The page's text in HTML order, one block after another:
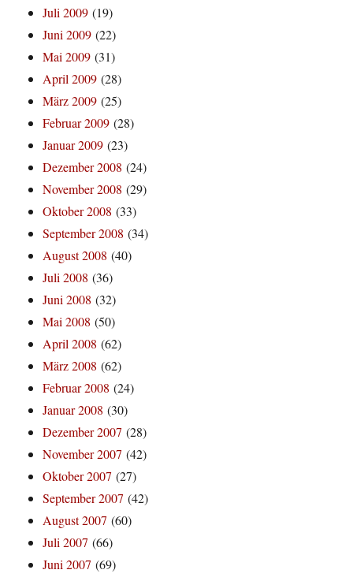
Juli 2009 (19)
Juni 2009 (22)
Mai 2009 (31)
April 2009 (28)
März 2009 (25)
Februar 2009 (28)
Januar 2009 (23)
Dezember 2008 (24)
November 2008 (29)
Oktober 2008 (33)
September 2008 (34)
August 2008 (40)
Juli 2008 (36)
Juni 2008 (32)
Mai 2008 (50)
April 2008 (62)
März 2008 (62)
Februar 2008 (24)
Januar 2008 (30)
Dezember 2007 (28)
November 2007 (42)
Oktober 2007 (27)
September 2007 (42)
August 2007 (60)
Juli 2007 (66)
Juni 2007 (69)